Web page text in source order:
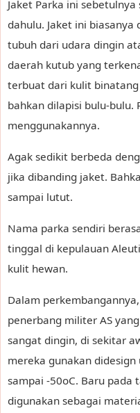
Jaket Parka ini
dahulu. Jaket ini
tubuh dari udara dingin
daerah kutub yang
terbuat dari kulit
bahkan dilapisi bulu-bulu.
menggunakannya.
Agak sedikit berbeda
jika dibanding jaket.
sampai lutut.
Nama parka sendiri
tinggal di kepulauan
kulit hewan.
Dalam
penerbang militer AS
sangat dingin, di sekitar
mereka gunakan
sampai -50oC. Baru pada
digunakan sebagai